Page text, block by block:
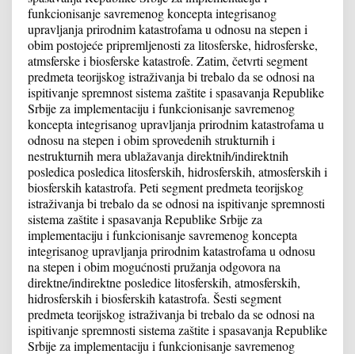
funkcionisanje savremenog koncepta integrisanog
upravljanja prirodnim katastrofama u odnosu na stepen i
obim postojeće pripremljenosti za litosferske, hidrosferske,
atmsferske i biosferske katastrofe. Zatim, četvrti segment
predmeta teorijskog istraživanja bi trebalo da se odnosi na
ispitivanje spremnost sistema zaštite i spasavanja Republike
Srbije za implementaciju i funkcionisanje savremenog
koncepta integrisanog upravljanja prirodnim katastrofama u
odnosu na stepen i obim sprovedenih strukturnih i
nestrukturnih mera ublažavanja direktnih/indirektnih
posledica posledica litosferskih, hidrosferskih, atmosferskih i
biosferskih katastrofa. Peti segment predmeta teorijskog
istraživanja bi trebalo da se odnosi na ispitivanje spremnosti
sistema zaštite i spasavanja Republike Srbije za
implementaciju i funkcionisanje savremenog koncepta
integrisanog upravljanja prirodnim katastrofama u odnosu
na stepen i obim mogućnosti pružanja odgovora na
direktne/indirektne posledice litosferskih, atmosferskih,
hidrosferskih i biosferskih katastrofa. Šesti segment
predmeta teorijskog istraživanja bi trebalo da se odnosi na
ispitivanje spremnosti sistema zaštite i spasavanja Republike
Srbije za implementaciju i funkcionisanje savremenog